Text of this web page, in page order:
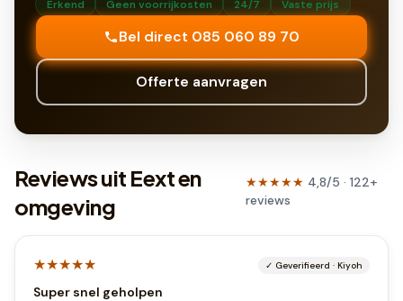
Erkend Geen voorrijkosten 24/7 Vaste prijs
Bel direct 085 060 89 70
Offerte aanvragen
Reviews uit Eext en
omgeving
★★★★★ 4,8/5 · 122+
reviews
★★★★★ ✓ Geverifieerd · Kiyoh
Super snel geholpen